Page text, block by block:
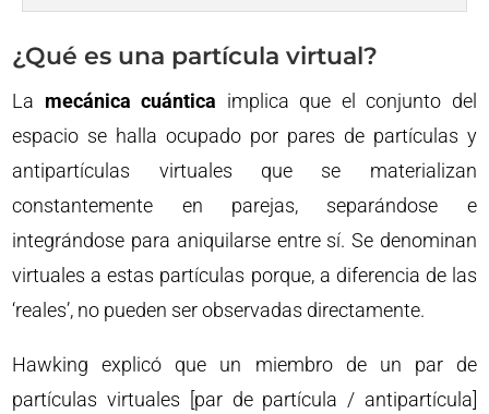
¿Qué es una partícula virtual?
La mecánica cuántica implica que el conjunto del
espacio se halla ocupado por pares de partículas y
antipartículas virtuales que se materializan
constantemente en parejas, separándose e
integrándose para aniquilarse entre sí. Se denominan
virtuales a estas partículas porque, a diferencia de las
‘reales’, no pueden ser observadas directamente.
Hawking explicó que un miembro de un par de
partículas virtuales [par de partícula / antipartícula]